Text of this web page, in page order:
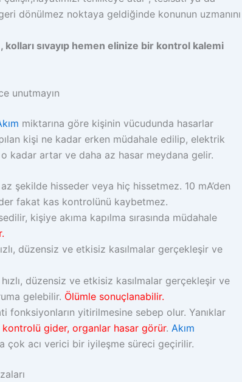
dönülmez noktaya geldiğinde konunun uzmanını
sıvayıp hemen elinize bir kontrol kalemi
unutmayın
miktarına göre kişinin vücudunda hasarlar
kişi ne kadar erken müdahale edilip, elektrik
o kadar artar ve daha az hasar meydana gelir.
şekilde hisseder veya hiç hissetmez. 10 mA’den
fakat kas kontrolünü kaybetmez.
kişiye akıma kapılma sırasında müdahale
düzensiz ve etkisiz kasılmalar gerçekleşir ve
düzensiz ve etkisiz kasılmalar gerçekleşir ve
gelebilir. Ölümle sonuçlanabilir.
fonksiyonların yitirilmesine sebep olur. Yanıklar
gider, organlar hasar görür. Akım
çok acı verici bir iyileşme süreci geçirilir.